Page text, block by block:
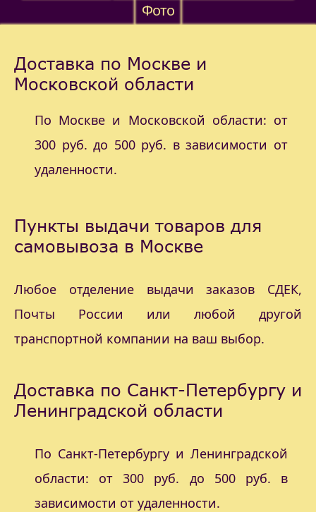
Фото
Доставка по Москве и
Московской области
По Москве и Московской области: от
300 руб. до 500 руб. в зависимости от
удаленности.
Пункты выдачи товаров для
самовывоза в Москве
Любое отделение выдачи заказов СДЕК,
Почты России или любой другой
транспортной компании на ваш выбор.
Доставка по Санкт-Петербургу и
Ленинградской области
По Санкт-Петербургу и Ленинградской
области: от 300 руб. до 500 руб. в
зависимости от удаленности.